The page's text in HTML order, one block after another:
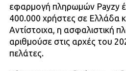
εφαρμογή πληρωμών Payzy
400.000 χρήστες σε Ελλάδα
Αντίστοιχα, η ασφαλιστική
αριθμούσε στις αρχές του
πελάτες.